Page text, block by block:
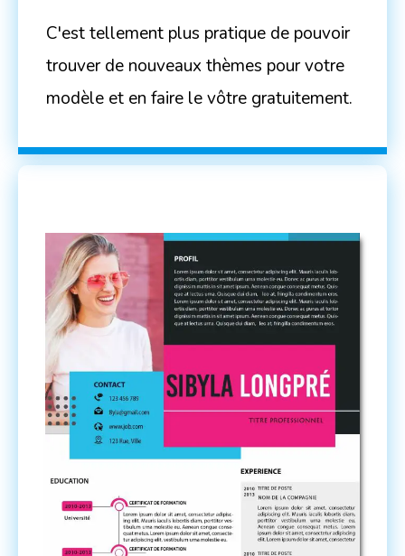
C'est tellement plus pratique de pouvoir
trouver de nouveaux thèmes pour votre
modèle et en faire le vôtre gratuitement.